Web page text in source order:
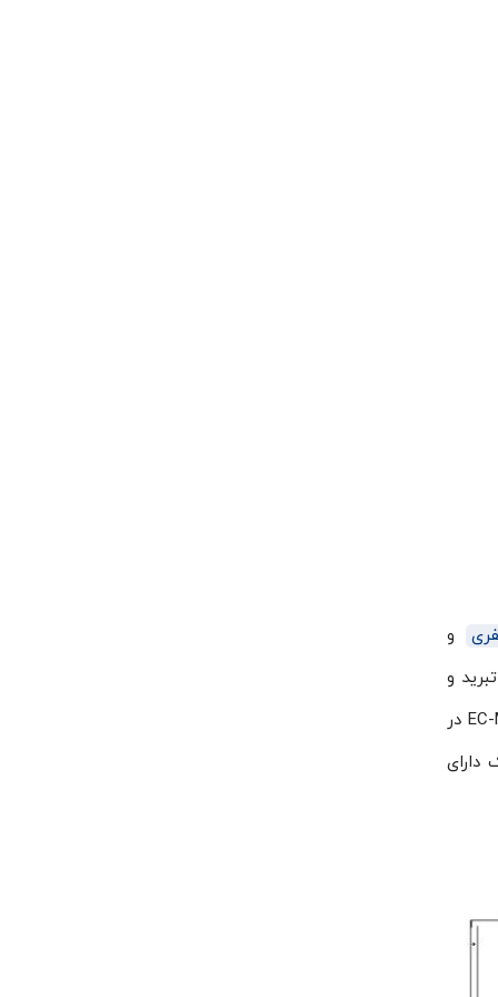
و
این اواپراتور ۲۶ کیلووات تبرید و
فاصله فین آن ۶٫۵ است. این دستگاه با برق مصرفی سه فاز دارای سه فن به قطر ۵۰ سانتی متر است. اواپراتور EC-M536 در
می‌شود. این اواپراتور ۲۵ اسب آرتک دارای